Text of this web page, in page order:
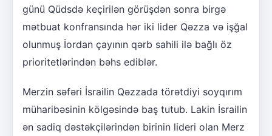
günü Qüdsdə keçirilən görüşdən sonra birgə
mətbuat konfransında hər iki lider Qəzza və işğal
olunmuş İordan çayının qərb sahili ilə bağlı öz
prioritetlərindən bəhs ediblər.
Merzin səfəri İsrailin Qəzzada törətdiyi soyqırım
müharibəsinin kölgəsində baş tutub. Lakin İsrailin
ən sadiq dəstəkçilərindən birinin lideri olan Merz